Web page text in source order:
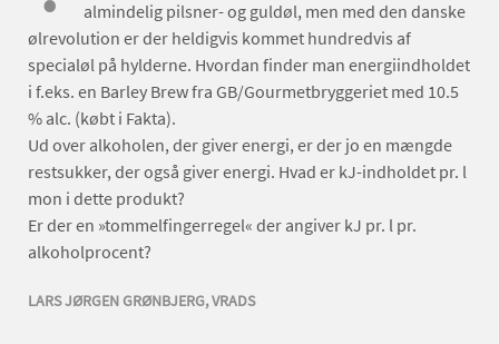
almindelig pilsner- og guldøl, men med den danske
ølrevolution er der heldigvis kommet hundredvis af
specialøl på hylderne. Hvordan finder man energiindholdet
i f.eks. en Barley Brew fra GB/Gourmetbryggeriet med 10.5
% alc. (købt i Fakta).
Ud over alkoholen, der giver energi, er der jo en mængde
restsukker, der også giver energi. Hvad er kJ-indholdet pr. l
mon i dette produkt?
Er der en »tommelfingerregel« der angiver kJ pr. l pr.
alkoholprocent?
LARS JØRGEN GRØNBJERG, VRADS